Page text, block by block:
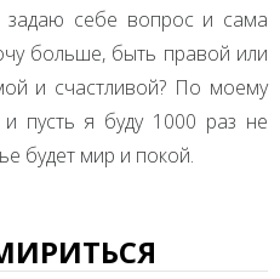
задаю себе вопрос и сама
больше, быть правой или
и счастливой? По моему
пусть я буду 1000 раз не
будет мир и покой.